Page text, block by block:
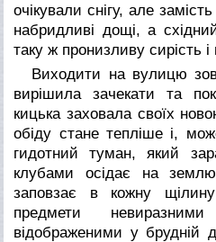
очікували снігу, але
набридливі дощі, а
таку ж пронизливу сирість і
Виходити на вулицю
вирішила зачекати та
кицька заховала своїх
обіду стане тепліше і,
гидотний туман, який
клубами осідає на
заповзає в кожну
предмети
відображеними у